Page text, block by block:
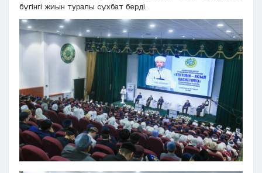
бүгінгі жиын туралы сұхбат берді.